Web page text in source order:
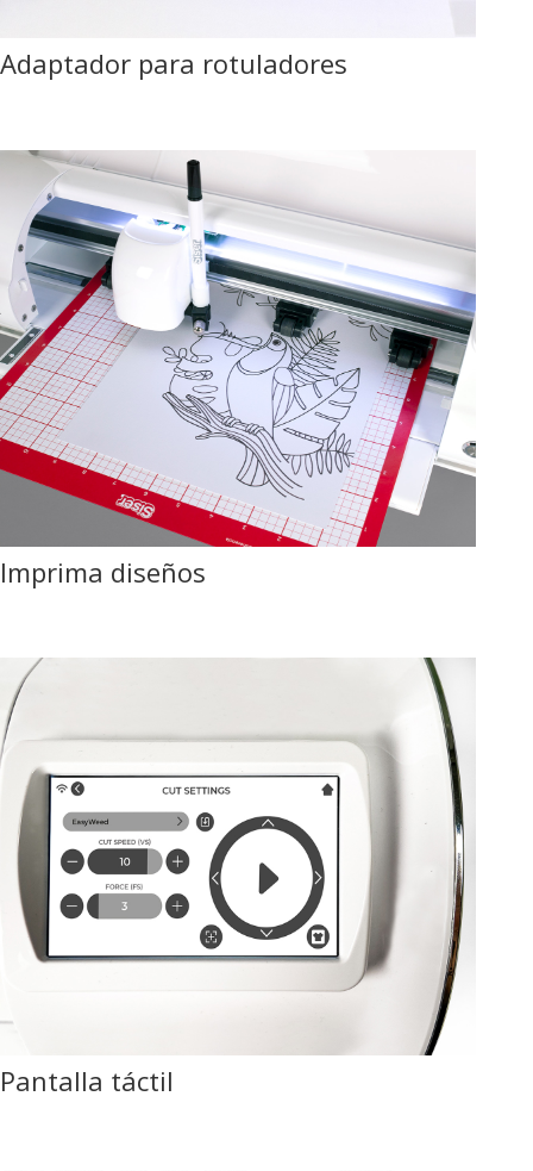
Adaptador para rotuladores
Imprima diseños
Pantalla táctil